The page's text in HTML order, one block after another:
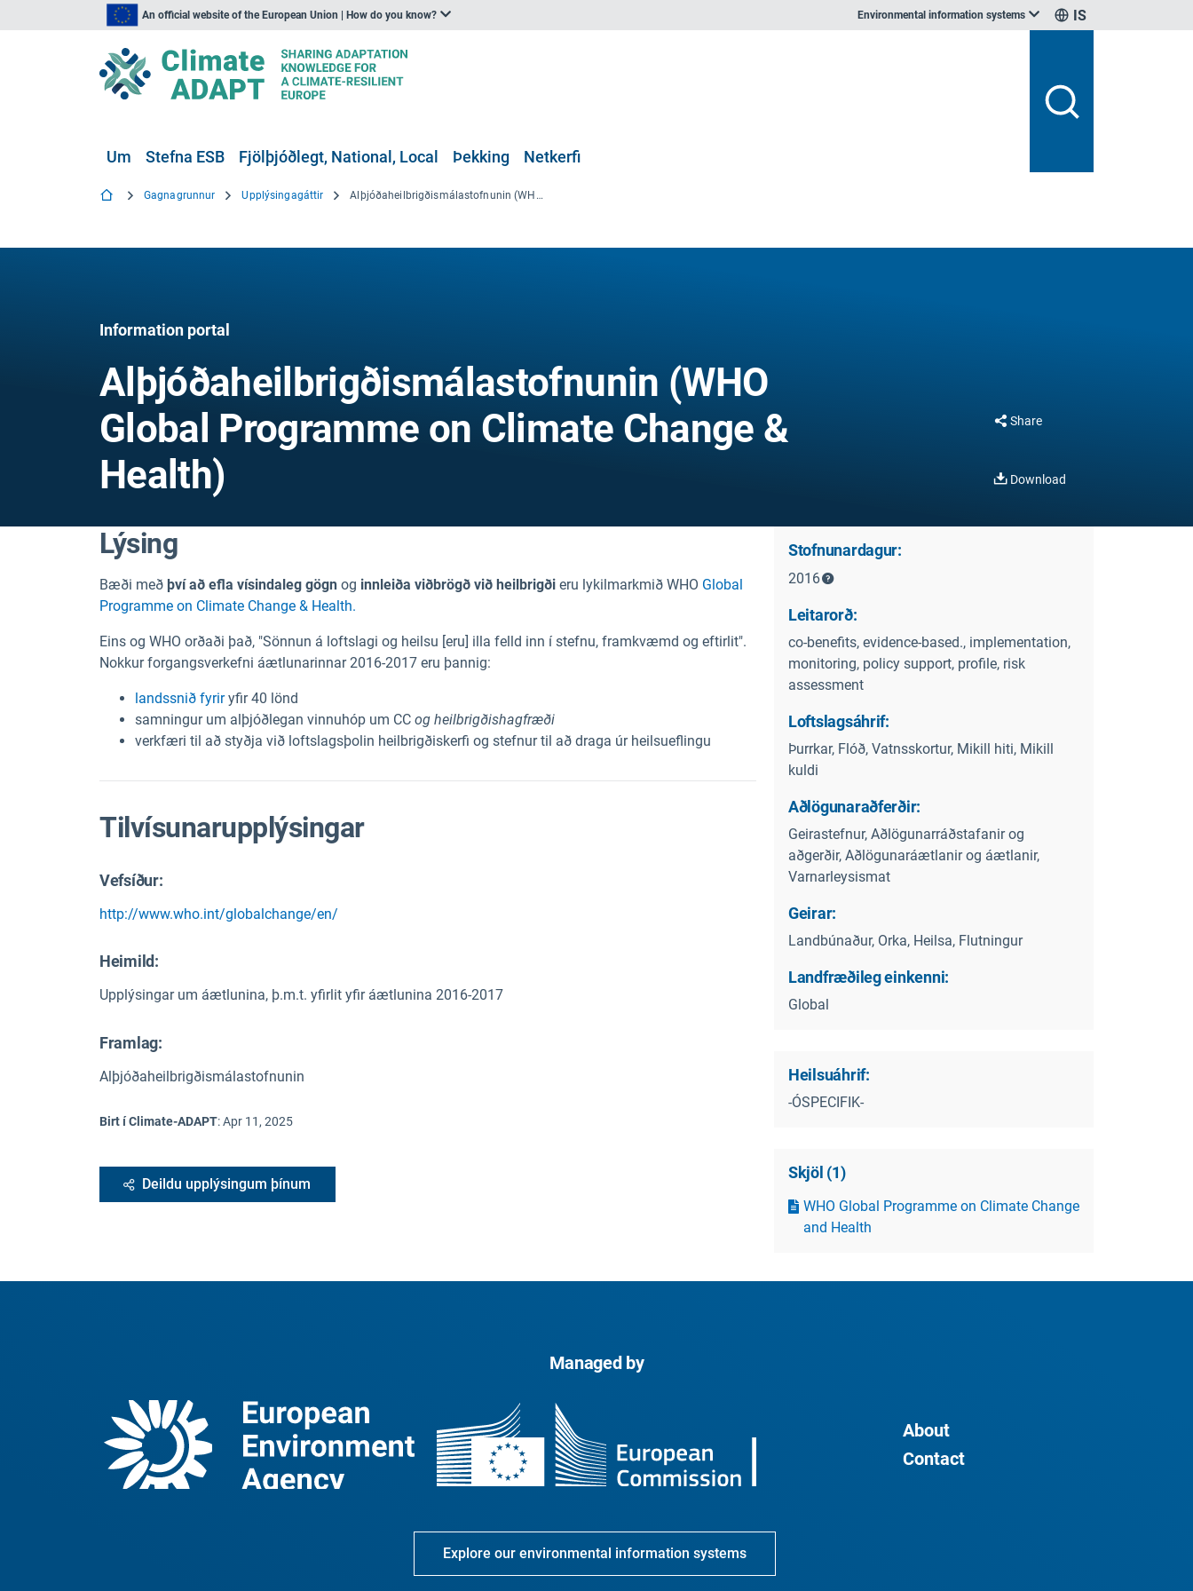
An official website of the European Union | How do you know? Environmental information systems IS
Um Stefna ESB Fjölþjóðlegt, National, Local Þekking Netkerfi
Gagnagrunnur Upplýsingagáttir Alþjóðaheilbrigðismálastofnunin (WHO Global Programme on Climate Change & Health)
Information portal
Alþjóðaheilbrigðismálastofnunin (WHO
Global Programme on Climate Change &
Health)
Share
Download
Lýsing
Bæði með því að efla vísindaleg gögn og innleiða viðbrögð við heilbrigði eru lykilmarkmið WHO Global
Programme on Climate Change & Health.
Eins og WHO orðaði það, "Sönnun á loftslagi og heilsu [eru] illa felld inn í stefnu, framkvæmd og eftirlit".
Nokkur forgangsverkefni áætlunarinnar 2016-2017 eru þannig:
landssnið fyriryfir 40 lönd
samningur um alþjóðlegan vinnuhóp um CC og heilbrigðishagfræði
verkfæri til að styðja við loftslagsþolin heilbrigðiskerfi og stefnur til að draga úr heilsueflingu
Tilvísunarupplýsingar
Vefsíður:
http://www.who.int/globalchange/en/
Heimild:
Upplýsingar um áætlunina, þ.m.t. yfirlit yfir áætlunina 2016-2017
Framlag:
Alþjóðaheilbrigðismálastofnunin
Birt í Climate-ADAPT:Apr 11, 2025
Deildu upplýsingum þínum
Stofnunardagur:
2016
Leitarorð:
co-benefits, evidence-based., implementation,
monitoring, policy support, profile, risk
assessment
Loftslagsáhrif:
Þurrkar, Flóð, Vatnsskortur, Mikill hiti, Mikill
kuldi
Aðlögunaraðferðir:
Geirastefnur, Aðlögunarráðstafanir og
aðgerðir, Aðlögunaráætlanir og áætlanir,
Varnarleysismat
Geirar:
Landbúnaður, Orka, Heilsa, Flutningur
Landfræðileg einkenni:
Global
Heilsuáhrif:
-ÓSPECIFIK-
Skjöl (1)
WHO Global Programme on Climate Change
and Health
Managed by
About
Contact
Explore our environmental information systems